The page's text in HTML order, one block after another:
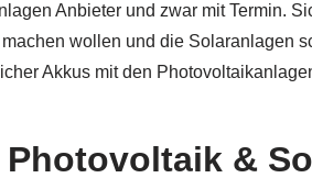
Anbieter und zwar mit Termin.
wollen und die Solaranlagen
Akkus mit den
&